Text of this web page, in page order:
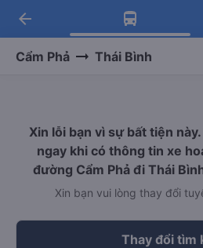
Tải app Vexere
Nhận ưu đãi thành
Tải app Vexere
-30k/ghế khi đặt vé
arrow_back
Cẩm Phả Thái Bình
Xin lỗi bạn vì sự bất tiện
ngay khi có thông tin xe
đường Cẩm Phả đi Thái
Xin bạn vui lòng thay đổi
Thay đổi tìm